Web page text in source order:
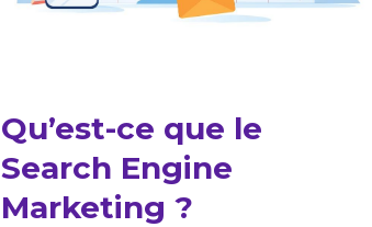
Qu’est-ce que le
Search Engine
Marketing ?